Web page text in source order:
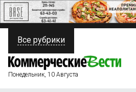
ПОЛИТИКА
ФИНАНСЫ
Все рубрики
Понедельник, 10 Августа